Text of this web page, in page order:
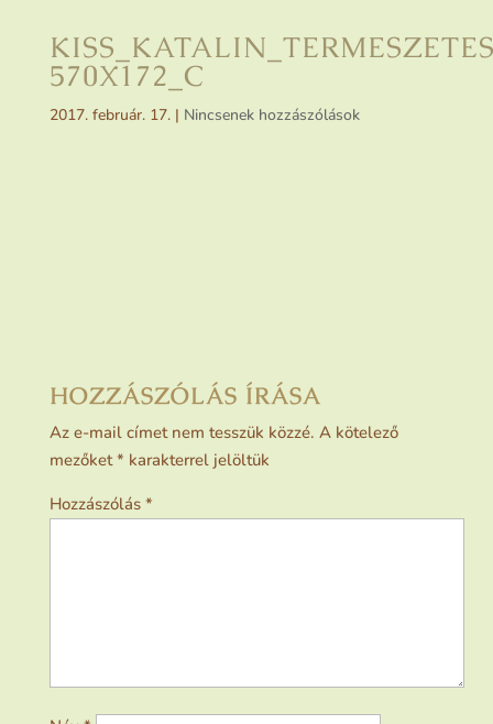
570X172_C
2017. február. 17.| Nincsenek hozzászólások
HOZZÁSZÓLÁS ÍRÁSA
Az e-mail címet nem tesszük közzé. A kötelező
mezőket* karakterrel jelöltük
Hozzászólás *